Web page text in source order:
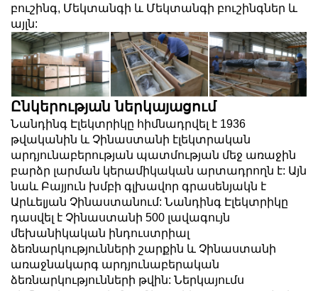
բուշինգ, Մեկտանգի և Մեկտանգի բուշինգներ և
այլն:
Ընկերության ներկայացում
Նանդինգ Էլեկտրիկը հիմնադրվել է 1936
թվականին և Չինաստանի էլեկտրական
արդյունաբերության պատմության մեջ առաջին
բարձր լարման կերամիկական արտադրողն է: Այն
նաև Բայյուն խմբի գլխավոր գրասենյակն է
Արևելյան Չինաստանում: Նանդինգ Էլեկտրիկը
դասվել է Չինաստանի 500 լավագույն
մեխանիկական ինդուստրիալ
ձեռնարկությունների շարքին և Չինաստանի
առաջնակարգ արդյունաբերական
ձեռնարկությունների թվին: Ներկայումս